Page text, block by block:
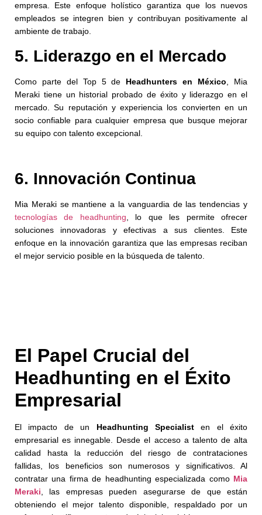
empresa. Este enfoque holístico garantiza que los nuevos
empleados se integren bien y contribuyan positivamente al
ambiente de trabajo.
5. Liderazgo en el Mercado
Como parte del Top 5 de Headhunters en México , Mia
Meraki tiene un historial probado de éxito y liderazgo en el
mercado. Su reputación y experiencia los convierten en un
socio confiable para cualquier empresa que busque mejorar
su equipo con talento excepcional.
6. Innovación Continua
Mia Meraki se mantiene a la vanguardia de las tendencias y
tecnologías de headhunting, lo que les permite ofrecer
soluciones innovadoras y efectivas a sus clientes. Este
enfoque en la innovación garantiza que las empresas reciban
el mejor servicio posible en la búsqueda de talento.
El Papel Crucial del
Headhunting en el Éxito
Empresarial
El impacto de un Headhunting Specialisten el éxito
empresarial es innegable. Desde el acceso a talento de alta
calidad hasta la reducción del riesgo de contrataciones
fallidas, los beneficios son numerosos y significativos. Al
contratar una firma de headhunting especializada como Mia
Meraki , las empresas pueden asegurarse de que están
obteniendo el mejor talento disponible, respaldado por un